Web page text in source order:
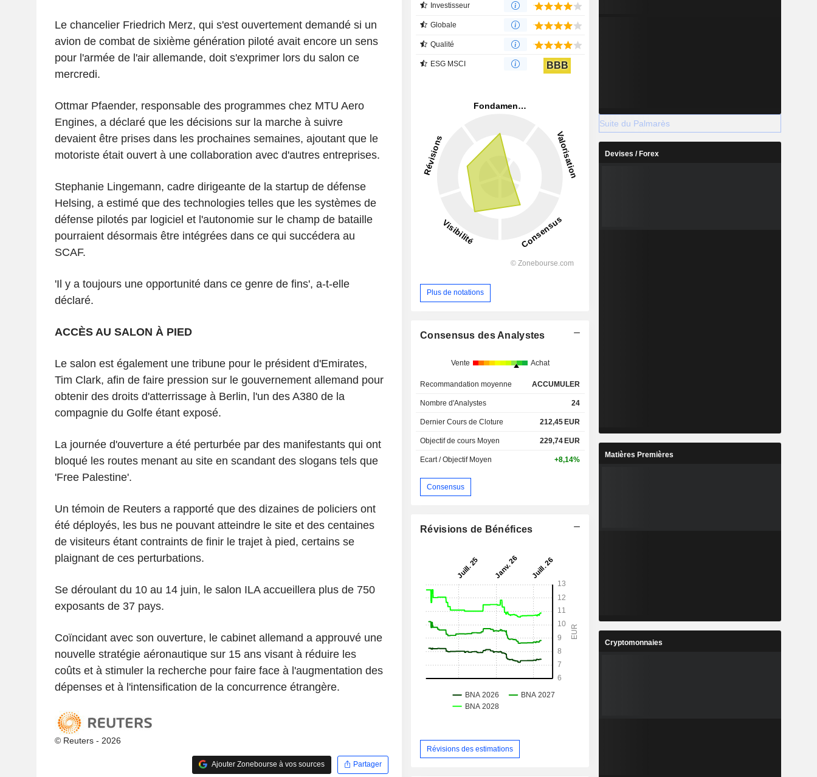
Le chancelier Friedrich Merz, qui s'est ouvertement demandé si un
avion de combat de sixième génération piloté avait encore un sens
pour l'armée de l'air allemande, doit s'exprimer lors du salon ce
mercredi.
Ottmar Pfaender, responsable des programmes chez MTU Aero
Engines, a déclaré que les décisions sur la marche à suivre
devaient être prises dans les prochaines semaines, ajoutant que le
motoriste était ouvert à une collaboration avec d'autres entreprises.
Stephanie Lingemann, cadre dirigeante de la startup de défense
Helsing, a estimé que des technologies telles que les systèmes de
défense pilotés par logiciel et l'autonomie sur le champ de bataille
pourraient désormais être intégrées dans ce qui succédera au
SCAF.
'Il y a toujours une opportunité dans ce genre de fins', a-t-elle
déclaré.
ACCÈS AU SALON À PIED
Le salon est également une tribune pour le président d'Emirates,
Tim Clark, afin de faire pression sur le gouvernement allemand pour
obtenir des droits d'atterrissage à Berlin, l'un des A380 de la
compagnie du Golfe étant exposé.
La journée d'ouverture a été perturbée par des manifestants qui ont
bloqué les routes menant au site en scandant des slogans tels que
'Free Palestine'.
Un témoin de Reuters a rapporté que des dizaines de policiers ont
été déployés, les bus ne pouvant atteindre le site et des centaines
de visiteurs étant contraints de finir le trajet à pied, certains se
plaignant de ces perturbations.
Se déroulant du 10 au 14 juin, le salon ILA accueillera plus de 750
exposants de 37 pays.
Coïncidant avec son ouverture, le cabinet allemand a approuvé une
nouvelle stratégie aéronautique sur 15 ans visant à réduire les
coûts et à stimuler la recherche pour faire face à l'augmentation des
dépenses et à l'intensification de la concurrence étrangère.
© Reuters - 2026
Ajouter Zonebourse à vos sources Partager
Investisseur
Globale
Qualité
ESG MSCI BBB
Plus de notations
Consensus des Analystes
Vente Achat
Recommandation moyenne ACCUMULER
Nombre d'Analystes 24
Dernier Cours de Cloture 212,45 EUR
Objectif de cours Moyen 229,74 EUR
Ecart / Objectif Moyen +8,14%
Consensus
Révisions de Bénéfices
Révisions des estimations
Suite du Palmarès
Devises / Forex
Matières Premières
Cryptomonnaies